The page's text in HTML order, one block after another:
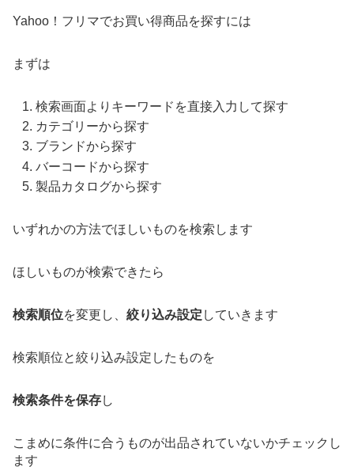
Yahoo！フリマでお買い得商品を探すには
まずは
検索画面よりキーワードを直接入力して探す
カテゴリーから探す
ブランドから探す
バーコードから探す
製品カタログから探す
いずれかの方法でほしいものを検索します
ほしいものが検索できたら
検索順位を変更し、 絞り込み設定 していきます
検索順位と絞り込み設定したものを
検索条件を保存し
こまめに条件に合うものが出品されていないかチェックし
ます